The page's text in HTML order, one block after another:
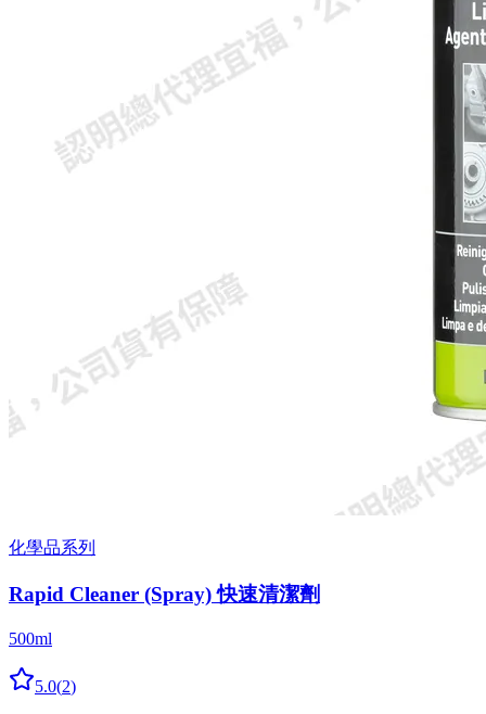
化學品系列
Rapid Cleaner (Spray) 快速清潔劑
500ml
5.0(2)